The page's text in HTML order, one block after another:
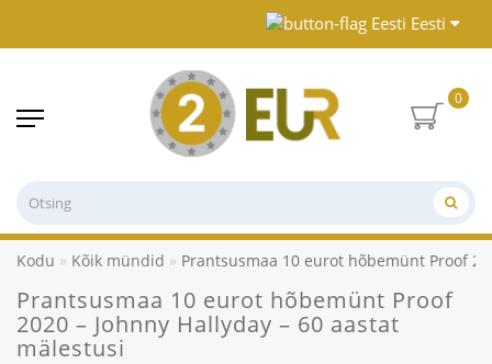
Eesti
0
Kodu Kõik mündid Prantsusmaa 10 eurot hõbemünt Proof
Prantsusmaa 10 eurot hõbemünt Proof
2020 – Johnny Hallyday – 60 aastat
mälestusi